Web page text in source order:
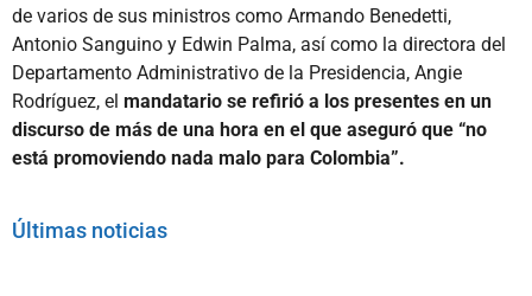
de varios de sus ministros como Armando Benedetti,
Antonio Sanguino y Edwin Palma, así como la directora del
Departamento Administrativo de la Presidencia, Angie
Rodríguez, el mandatario se refirió a los presentes en un
discurso de más de una hora en el que aseguró que “no
está promoviendo nada malo para Colombia”.
Últimas noticias